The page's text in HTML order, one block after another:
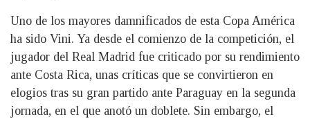
Uno de los mayores damnificados de esta Copa América
ha sido Vini. Ya desde el comienzo de la competición, el
jugador del Real Madrid fue criticado por su rendimiento
ante Costa Rica, unas críticas que se convirtieron en
elogios tras su gran partido ante Paraguay en la segunda
jornada, en el que anotó un doblete. Sin embargo, el